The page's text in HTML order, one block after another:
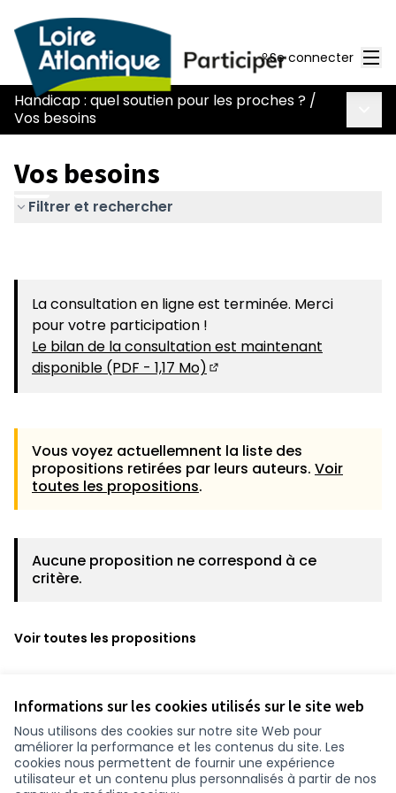
Informations sur les cookies utilisés sur le site web
Nous utilisons des cookies sur notre site Web pour
améliorer la performance et les contenus du site. Les
cookies nous permettent de fournir une expérience
utilisateur et un contenu plus personnalisés à partir de nos
Se connecter
Handicap : quel soutien pour les proches ? /
Vos besoins
Vos besoins
Filtrer et rechercher
La consultation en ligne est terminée. Merci
pour votre participation !
Le bilan de la consultation est maintenant
disponible (PDF - 1,17 Mo)
Vous voyez actuellemnent la liste des
propositions retirées par leurs auteurs. Voir
toutes les propositions.
Aucune proposition ne correspond à ce
critère.
Voir toutes les propositions